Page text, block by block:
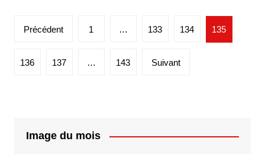
Pagination
publications
Précédent 1 … 133 134 135
136 137 … 143 Suivant
Image du mois